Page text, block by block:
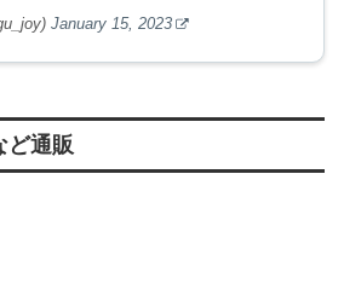
January 15, 2023
ど通販